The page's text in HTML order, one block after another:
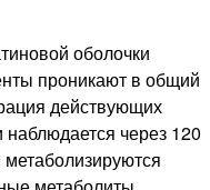
оболочки
проникают в общий
действующих
через 120